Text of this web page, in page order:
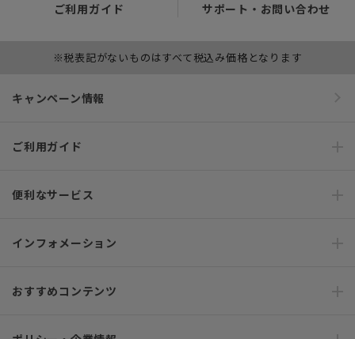
ご利用ガイド サポート・お問い合わせ
※税表記がないものはすべて税込み価格となります
キャンペーン情報
ご利用ガイド
便利なサービス
インフォメーション
おすすめコンテンツ